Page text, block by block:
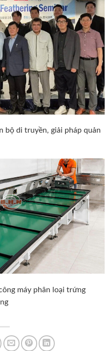
bộ di truyền, giải pháp quản
máy phân loại trứng